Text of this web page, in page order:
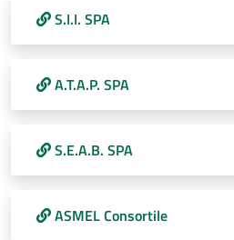
S.I.I. SPA
A.T.A.P. SPA
S.E.A.B. SPA
ASMEL Consortile